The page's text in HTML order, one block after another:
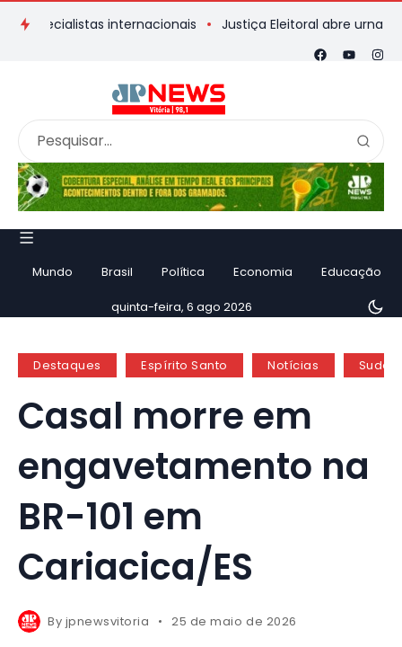
internacionais Justiça Eleitoral abre urna
Mundo Brasil Política Economia Educação
quinta-feira, 6 ago 2026
Destaques Espírito Santo Notícias
Casal morre em
engavetamento na
BR-101 em
Cariacica/ES
By jpnewsvitoria 25 de maio de 2026